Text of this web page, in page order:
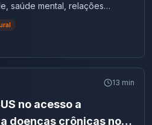
saúde mental, relações
emocional.
13 min
no acesso a
doenças crônicas no